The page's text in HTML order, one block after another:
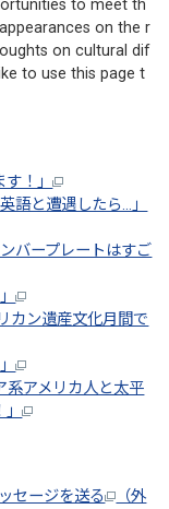
to meet th
on the r
on cultural dif
to use this page t
す！」
語と遭遇したら…」
バープレートはすご
カン遺産文化月間で
系アメリカ人と太平
」
セージを送る
（外